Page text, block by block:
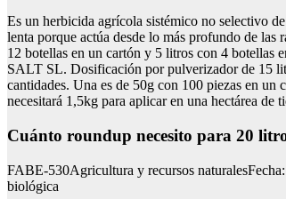
Es un herbicida agrícola sistémico no selectivo
lenta porque actúa desde lo más profundo de las
12 botellas en un cartón y 5 litros con 4 botellas
SALT SL. Dosificación por pulverizador de 15
cantidades. Una es de 50g con 100 piezas en
necesitará 1,5kg para aplicar en una hectárea
cuánto roundup necesito para 20
FABE-530Agricultura y recursos
biológica